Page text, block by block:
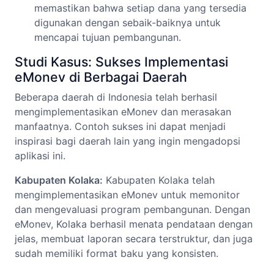
memastikan bahwa setiap dana yang tersedia
digunakan dengan sebaik-baiknya untuk
mencapai tujuan pembangunan.
Studi Kasus: Sukses Implementasi
eMonev di Berbagai Daerah
Beberapa daerah di Indonesia telah berhasil
mengimplementasikan eMonev dan merasakan
manfaatnya. Contoh sukses ini dapat menjadi
inspirasi bagi daerah lain yang ingin mengadopsi
aplikasi ini.
Kabupaten Kolaka: Kabupaten Kolaka telah
mengimplementasikan eMonev untuk memonitor
dan mengevaluasi program pembangunan. Dengan
eMonev, Kolaka berhasil menata pendataan dengan
jelas, membuat laporan secara terstruktur, dan juga
sudah memiliki format baku yang konsisten.